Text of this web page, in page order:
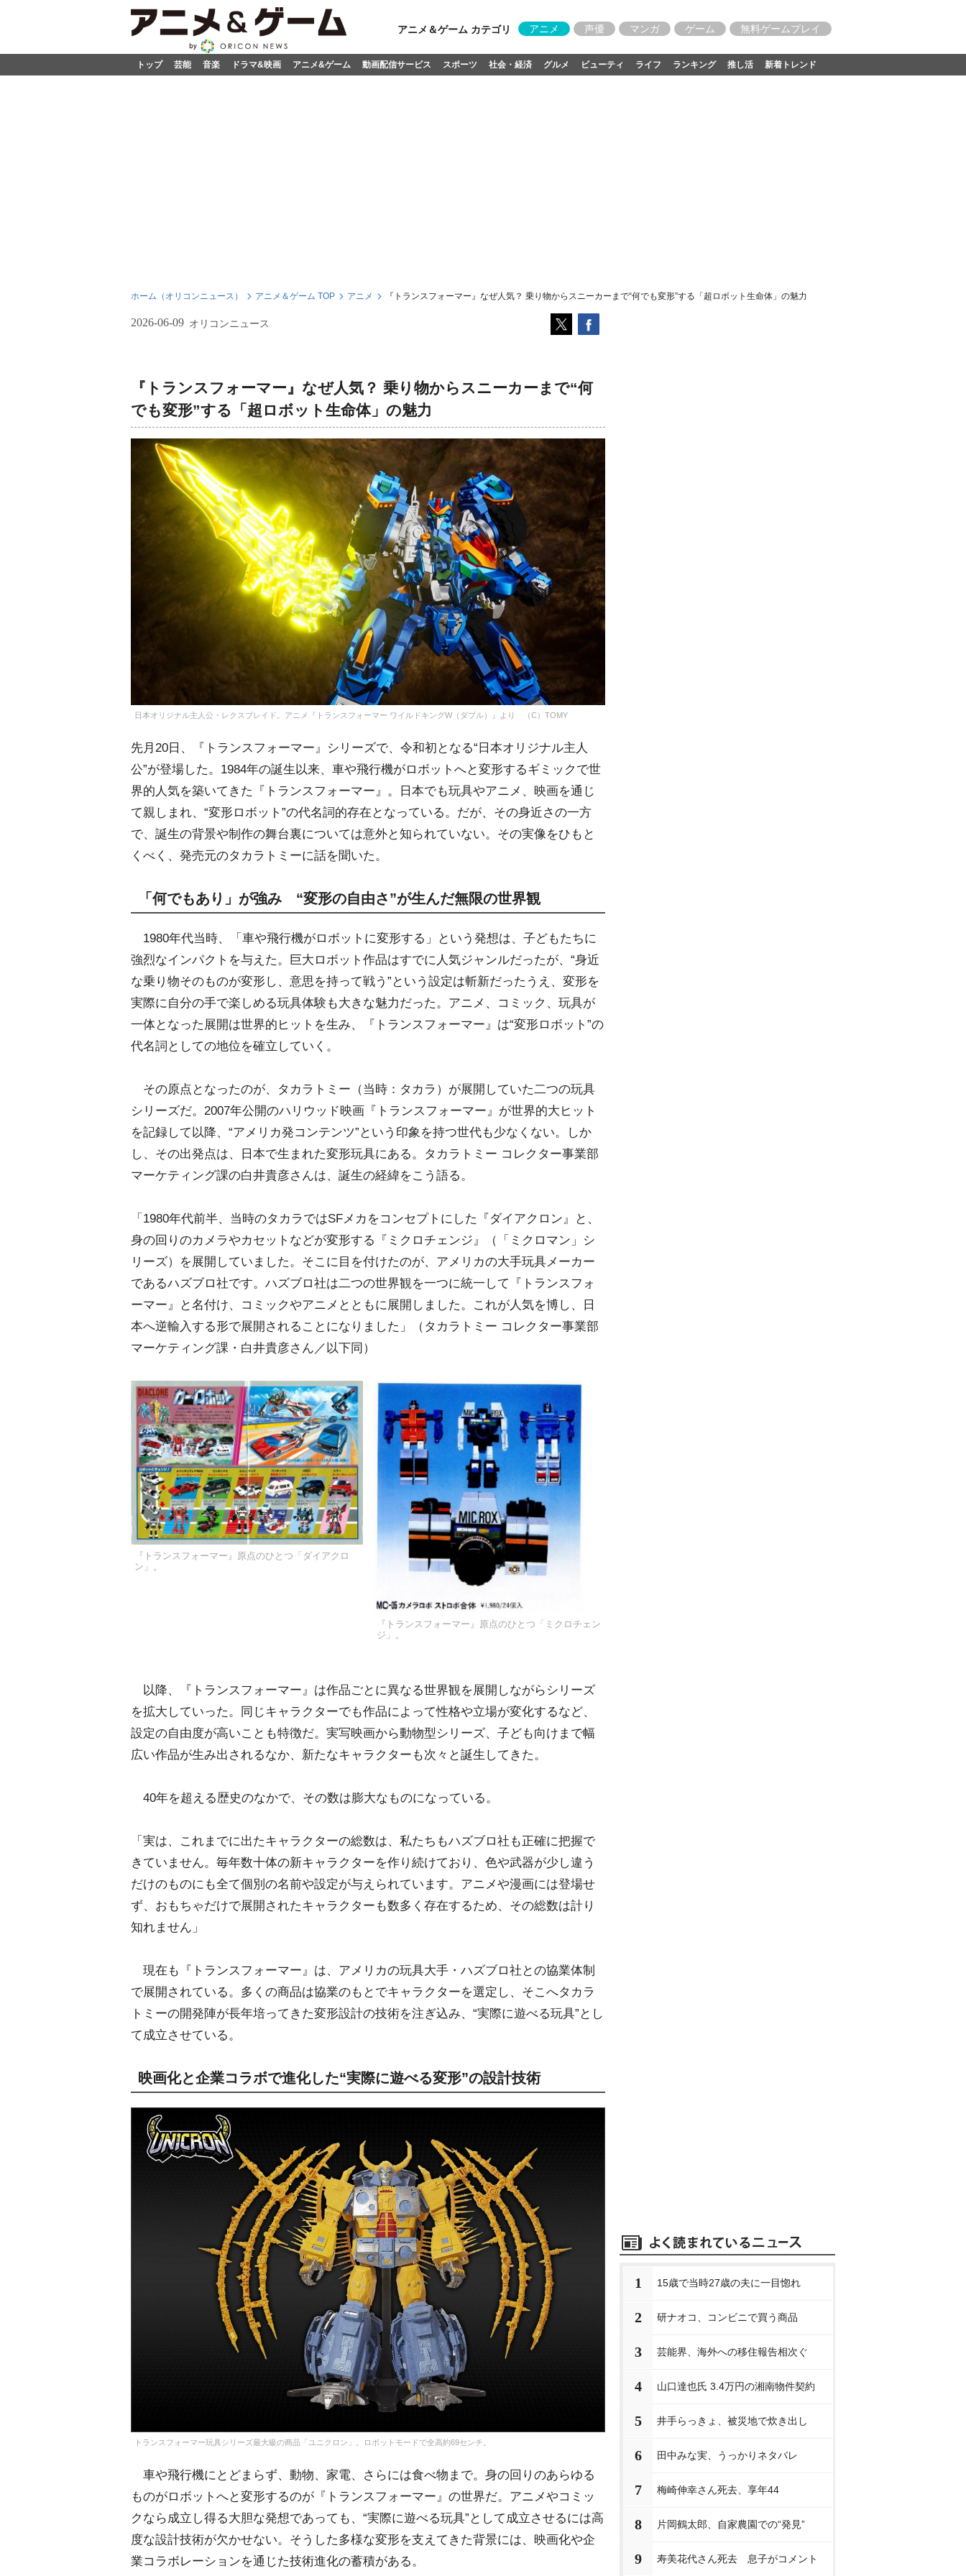
アニメ＆ゲーム カテゴリ アニメ 声優 マンガ ゲーム 無料ゲームプレイ
トップ 芸能 音楽 ドラマ&映画 アニメ&ゲーム 動画配信サービス スポーツ 社会・経済 グルメ ビューティ ライフ ランキング 推し活 新着トレンド
ホーム（オリコンニュース） アニメ＆ゲーム TOP アニメ 『トランスフォーマー』なぜ人気？ 乗り物からスニーカーまで“何でも変形”する「超ロボット生命体」の魅力
2026-06-09 オリコンニュース
『トランスフォーマー』なぜ人気？ 乗り物からスニーカーまで“何
でも変形”する「超ロボット生命体」の魅力
日本オリジナル主人公・レクスブレイド。アニメ『トランスフォーマー ワイルドキングW（ダブル）』より （C）TOMY
先月20日、『トランスフォーマー』シリーズで、令和初となる“日本オリジナル主人
公”が登場した。1984年の誕生以来、車や飛行機がロボットへと変形するギミックで世
界的人気を築いてきた『トランスフォーマー』。日本でも玩具やアニメ、映画を通じ
て親しまれ、“変形ロボット”の代名詞的存在となっている。だが、その身近さの一方
で、誕生の背景や制作の舞台裏については意外と知られていない。その実像をひもと
くべく、発売元のタカラトミーに話を聞いた。
「何でもあり」が強み “変形の自由さ”が生んだ無限の世界観
1980年代当時、「車や飛行機がロボットに変形する」という発想は、子どもたちに
強烈なインパクトを与えた。巨大ロボット作品はすでに人気ジャンルだったが、“身近
な乗り物そのものが変形し、意思を持って戦う”という設定は斬新だったうえ、変形を
実際に自分の手で楽しめる玩具体験も大きな魅力だった。アニメ、コミック、玩具が
一体となった展開は世界的ヒットを生み、『トランスフォーマー』は“変形ロボット”の
代名詞としての地位を確立していく。
その原点となったのが、タカラトミー（当時：タカラ）が展開していた二つの玩具
シリーズだ。2007年公開のハリウッド映画『トランスフォーマー』が世界的大ヒット
を記録して以降、“アメリカ発コンテンツ”という印象を持つ世代も少なくない。しか
し、その出発点は、日本で生まれた変形玩具にある。タカラトミー コレクター事業部
マーケティング課の白井貴彦さんは、誕生の経緯をこう語る。
「1980年代前半、当時のタカラではSFメカをコンセプトにした『ダイアクロン』と、
身の回りのカメラやカセットなどが変形する『ミクロチェンジ』（「ミクロマン」シ
リーズ）を展開していました。そこに目を付けたのが、アメリカの大手玩具メーカー
であるハズブロ社です。ハズブロ社は二つの世界観を一つに統一して『トランスフォ
ーマー』と名付け、コミックやアニメとともに展開しました。これが人気を博し、日
本へ逆輸入する形で展開されることになりました」（タカラトミー コレクター事業部
マーケティング課・白井貴彦さん／以下同）
『トランスフォーマー』原点のひとつ「ダイアクロ
ン」。
『トランスフォーマー』原点のひとつ「ミクロチェン
ジ」。
以降、『トランスフォーマー』は作品ごとに異なる世界観を展開しながらシリーズ
を拡大していった。同じキャラクターでも作品によって性格や立場が変化するなど、
設定の自由度が高いことも特徴だ。実写映画から動物型シリーズ、子ども向けまで幅
広い作品が生み出されるなか、新たなキャラクターも次々と誕生してきた。
40年を超える歴史のなかで、その数は膨大なものになっている。
「実は、これまでに出たキャラクターの総数は、私たちもハズブロ社も正確に把握で
きていません。毎年数十体の新キャラクターを作り続けており、色や武器が少し違う
だけのものにも全て個別の名前や設定が与えられています。アニメや漫画には登場せ
ず、おもちゃだけで展開されたキャラクターも数多く存在するため、その総数は計り
知れません」
現在も『トランスフォーマー』は、アメリカの玩具大手・ハズブロ社との協業体制
で展開されている。多くの商品は協業のもとでキャラクターを選定し、そこへタカラ
トミーの開発陣が長年培ってきた変形設計の技術を注ぎ込み、“実際に遊べる玩具”とし
て成立させている。
映画化と企業コラボで進化した“実際に遊べる変形”の設計技術
トランスフォーマー玩具シリーズ最大級の商品「ユニクロン」。ロボットモードで全高約69センチ。
車や飛行機にとどまらず、動物、家電、さらには食べ物まで。身の回りのあらゆる
ものがロボットへと変形するのが『トランスフォーマー』の世界だ。アニメやコミッ
クなら成立し得る大胆な発想であっても、“実際に遊べる玩具”として成立させるには高
度な設計技術が欠かせない。そうした多様な変形を支えてきた背景には、映画化や企
業コラボレーションを通じた技術進化の蓄積がある。
1 15歳で当時27歳の夫に一目惚れ
2 研ナオコ、コンビニで買う商品
3 芸能界、海外への移住報告相次ぐ
4 山口達也氏 3.4万円の湘南物件契約
5 井手らっきょ、被災地で炊き出し
6 田中みな実、うっかりネタバレ
7 梅崎伸幸さん死去、享年44
8 片岡鶴太郎、自家農園での“発見”
9 寿美花代さん死去 息子がコメント